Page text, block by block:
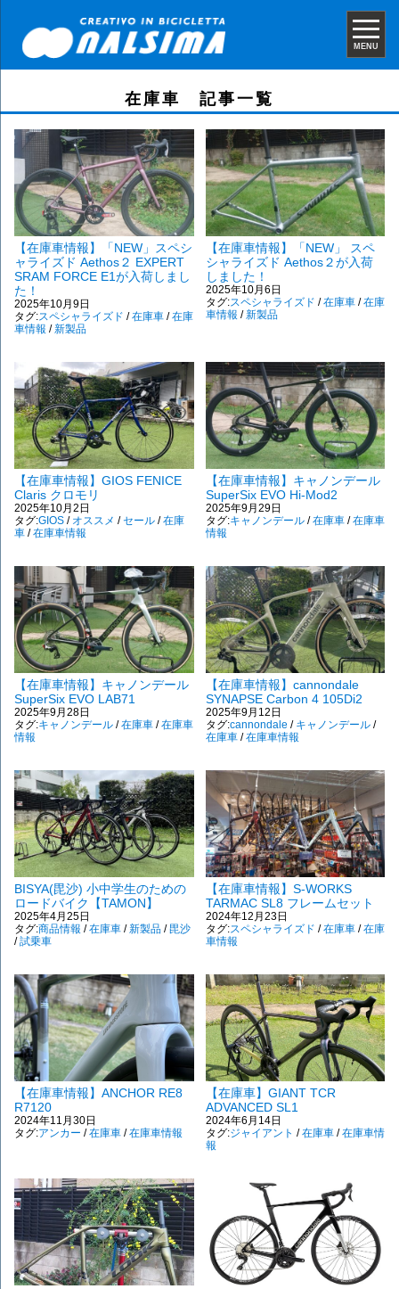
MENU
在庫車 記事一覧
【在庫車情報】「NEW」スペシ
ャライズド Aethos２ EXPERT
SRAM FORCE E1が入荷しまし
た！
2025年10月9日
タグ:スペシャライズド /在庫車/在庫
車情報 /新製品
【在庫車情報】「NEW」 スペ
シャライズド Aethos２が入荷
しました！
2025年10月6日
タグ:スペシャライズド /在庫車/在庫
車情報 /新製品
【在庫車情報】GIOS FENICE
Claris クロモリ
2025年10月2日
タグ:GIOS/ オススメ /セール/在庫
車/在庫車情報
【在庫車情報】キャノンデール
SuperSix EVO Hi-Mod2
2025年9月29日
タグ:キャノンデール/在庫車/在庫車
情報
【在庫車情報】キャノンデール
SuperSix EVO LAB71
2025年9月28日
タグ:キャノンデール/在庫車/在庫車
情報
【在庫車情報】cannondale
SYNAPSE Carbon 4 105Di2
2025年9月12日
タグ:cannondale / キャノンデール/
在庫車/在庫車情報
BISYA(毘沙) 小中学生のための
ロードバイク【TAMON】
2025年4月25日
タグ:商品情報 /在庫車/新製品/毘沙
/試乗車
【在庫車情報】S-WORKS
TARMAC SL8 フレームセット
2024年12月23日
タグ:スペシャライズド /在庫車/在庫
車情報
【在庫車情報】ANCHOR RE8
R7120
2024年11月30日
タグ:アンカー /在庫車/在庫車情報
【在庫車】GIANT TCR
ADVANCED SL1
2024年6月14日
タグ:ジャイアント /在庫車/在庫車情
報